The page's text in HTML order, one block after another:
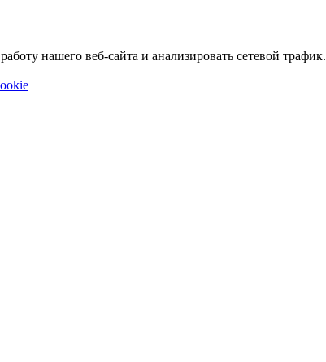
нашего веб-сайта и анализировать сетевой трафик.